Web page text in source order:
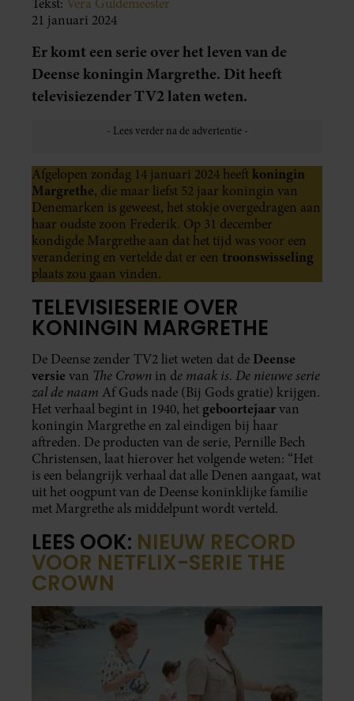
21 januari 2024
Er komt een serie over het leven van de
Deense koningin Margrethe. Dit heeft
televisiezender TV2 laten weten.
Afgelopen zondag 14 januari 2024 heeftkoningin
Margrethe, die maar liefst 52 jaar koningin van
Denemarken is geweest, het stokje overgedragen aan
haar oudste zoon Frederik. Op 31 december
kondigde Margrethe aan dat het tijd was voor een
verandering en vertelde dat er een troonswisseling
plaats zou gaan vinden.
TELEVISIESERIE OVER
KONINGIN MARGRETHE
De Deense zender TV2 liet weten dat de Deense
versie van The Crown in de maak is. De nieuwe serie
zal de naam Af Guds nade (Bij Gods gratie) krijgen.
Het verhaal begint in 1940, het geboortejaarvan
koningin Margrethe en zal eindigen bij haar
aftreden. De producten van de serie, Pernille Bech
Christensen, laat hierover het volgende weten: “Het
is een belangrijk verhaal dat alle Denen aangaat, wat
uit het oogpunt van de Deense koninklijke familie
met Margrethe als middelpunt wordt verteld.
LEES OOK: NIEUW RECORD
VOOR NETFLIX-SERIE THE
CROWN